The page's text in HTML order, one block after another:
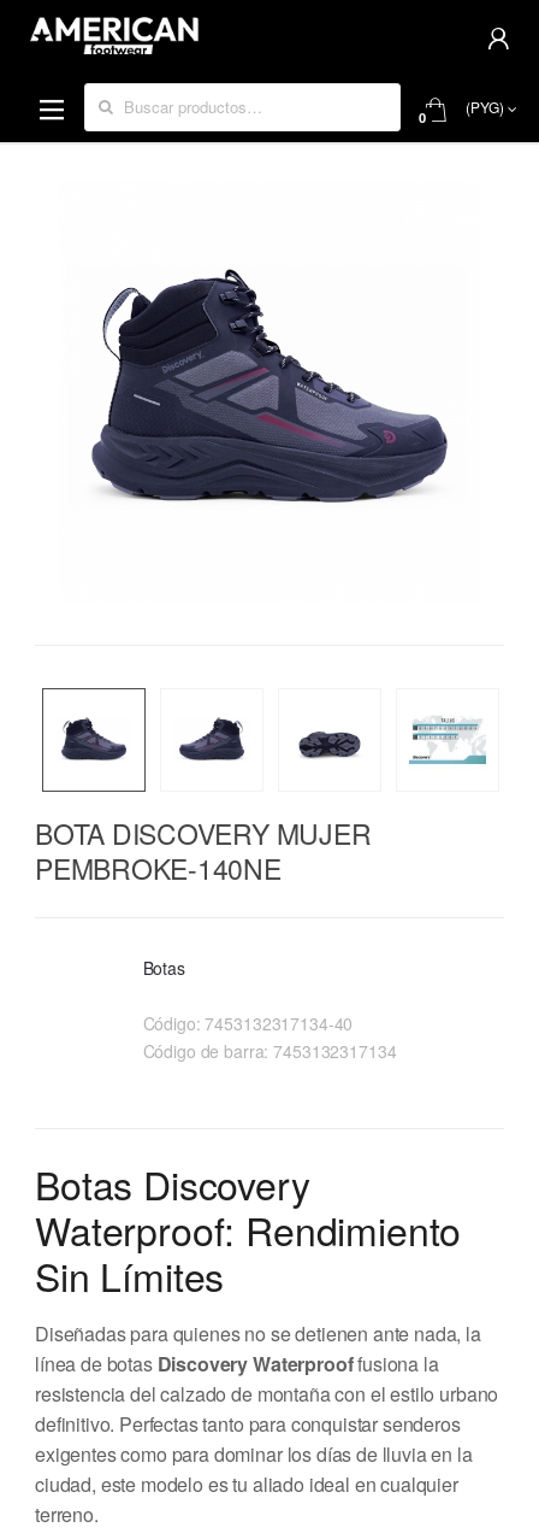
Buscar por:
0 (PYG)
BOTA DISCOVERY MUJER
PEMBROKE-140NE
Botas
Código:7453132317134-40
Código de barra:7453132317134
Botas Discovery
Waterproof: Rendimiento
Sin Límites
Diseñadas para quienes no se detienen ante nada, la
línea de botas Discovery Waterprooffusiona la
resistencia del calzado de montaña con el estilo urbano
definitivo. Perfectas tanto para conquistar senderos
exigentes como para dominar los días de lluvia en la
ciudad, este modelo es tu aliado ideal en cualquier
terreno.